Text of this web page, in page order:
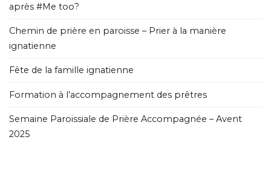
après #Me too?
Chemin de prière en paroisse – Prier à la manière
ignatienne
Fête de la famille ignatienne
Formation à l’accompagnement des prêtres
Semaine Paroissiale de Prière Accompagnée – Avent
2025